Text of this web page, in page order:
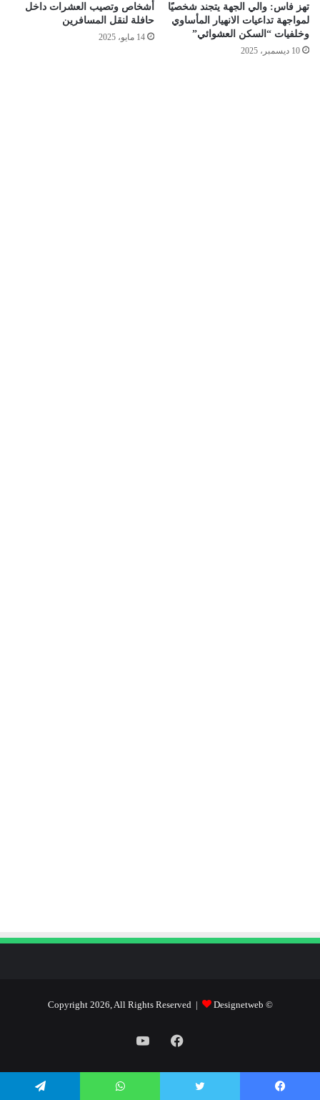
تهز فاس: والي الجهة يتجند شخصيًا
لمواجهة تداعيات الانهيار المأساوي
وخلفيات “السكن العشوائي”
10 ديسمبر، 2025
أشخاص وتصيب العشرات داخل
حافلة لنقل المسافرين
14 مايو، 2025
© Copyright 2026, All Rights Reserved |
Designetweb
فيسبوك